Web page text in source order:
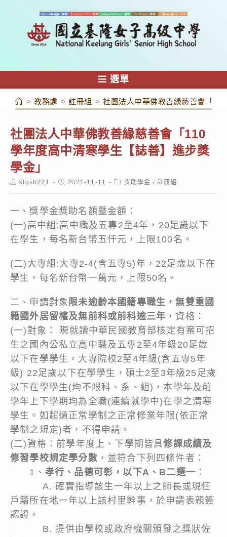
容
選單
> 教務處 > 註冊組 > 社團法人中華佛教善緣慈善會「
社團法人中華佛教善緣慈善會「110
學年度高中清寒學生【誌善】進步獎
學金」
Postklgsh221
Post2021-11-11
Post獎助學金 / 註冊組
一、獎學金獎助名額暨金額：
(一)高中組:高中職及五專2至4年，20足歲以下
在學生，每名新台幣五仟元，上限100名。
(二)大專組:大專2-4(含五專5)年，22足歲以下在
學生，每名新台幣一萬元，上限50名。
二、申請對象 限未逾齡本國籍專職生，無雙重國
籍國外居留權及無前科或前科逾三年 ，資格：
(一)對象： 現就讀中華民國教育部核定有案可招
生之國內公私立高中職及五專2至4年級20足歲
以下在學學生，大專院校2至4年級(含五專5年
級) 22足歲以下在學學生，碩士2至3年級25足歲
以下在學學生(均不限科、系、組)，本學年及前
學年上下學期均為全職(連續就學中)在學之清寒
學生。如超過正常學制之正常修業年限(依正常
學制之規定)者，不得申請。
(二)資格：前學年度上、下學期皆具修課成績及
修習學校規定學分數 ，並符合下列四條件者：
1、 孝行、品德可彰，以下A、B二選一 ：
A. 確實指導該生一年以上之師長或現任
戶籍所在地一年以上該村里幹事，於申請表親簽
認證。
B. 提供由學校或政府機關頒發之獎狀佐